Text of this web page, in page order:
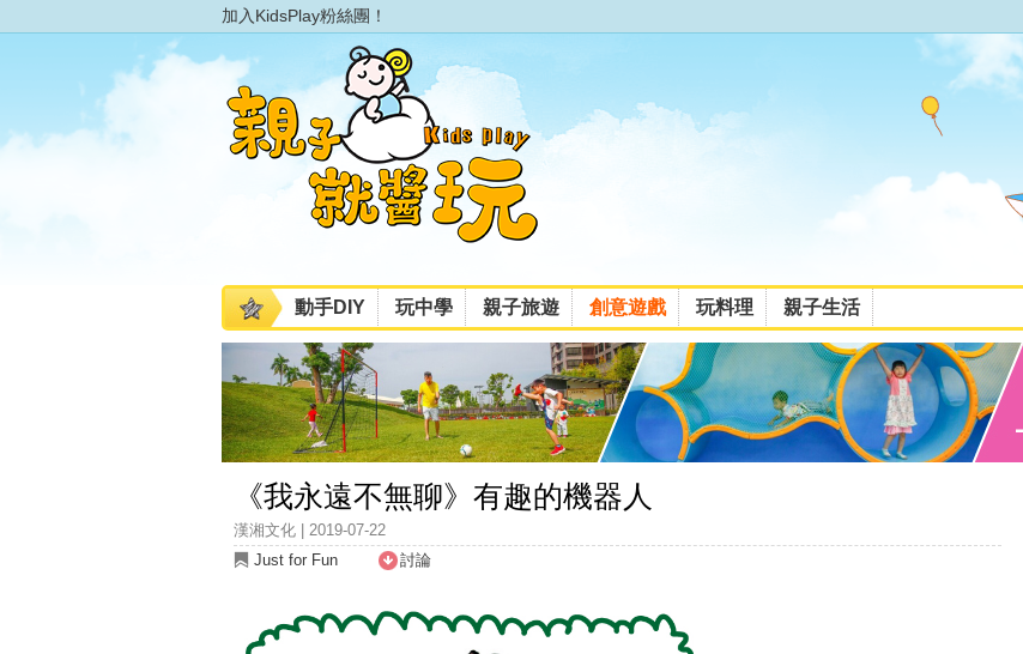
加入KidsPlay粉絲團！
動手DIY 玩中學 親子旅遊 創意遊戲 玩料理 親子生活
《我永遠不無聊》有趣的機器人
漢湘文化 | 2019-07-22
Just for Fun
討論